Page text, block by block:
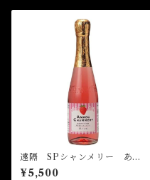
遠隔 SPシャンメリー あま
おう
¥5,500